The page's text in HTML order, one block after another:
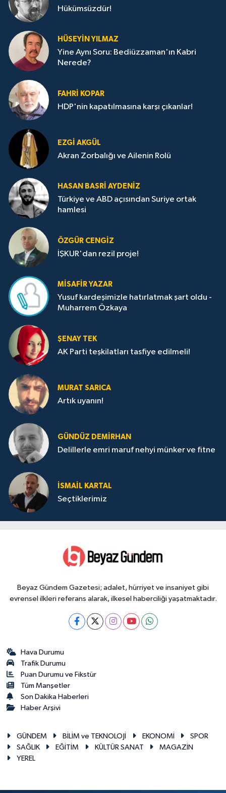
Hükümsüzdür!
HÜSEYIN YILMAZ
Yine Aynı Soru: Bediüzzaman'ın Kabri
Nerede?
FAHRI KOPAR
HDP'nin kapatılmasına karşı çıkanlar!
EZGI AKGÜL
Akran Zorbalığı ve Ailenin Rolü
HASAN BASRI AYDENIZ
Türkiye ve ABD açısından Suriye ortak
hamlesi
ÖZGÜR CENGIZ
İŞKUR'dan rezil proje!
MISAFIR YAZAR
Yusuf kardeşimizle hatırlatmak şart oldu -
Muharrem Özkaya
ŞENAY TEK
AK Parti teşkilatları tasfiye edilmeli!
MURAT SARICA
Artık uyanın!
GÜNDÜZ DEMIRHAN
Delillerle emri maruf nehyi münker ve fitne
İSMAIL KARTAL
Seçtiklerimiz
Beyaz Gündem Gazetesi; adalet, hürriyet ve insaniyet gibi
evrensel ilkleri referans alarak, ilkesel haberciliği yaşatmaktadır.
Hava Durumu
Trafik Durumu
Puan Durumu ve Fikstür
Tüm Manşetler
Son Dakika Haberleri
Haber Arşivi
GÜNDEM BİLİM ve TEKNOLOJİ EKONOMİ
SPOR
SAĞLIK
EĞİTİM KÜLTÜR SANAT
MAGAZİN
YEREL